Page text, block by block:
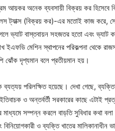
আয়কর অনেক ব্যবসায়ী বিক্রয় কর হিসেবে
ট্যাক্স (বিক্রয় কর)-এর মতোই কাজ করে, সে
ভ্যাট বাস্তবায়ন সহজতর হতো এবং ভ্যাট
মেশিন স্থাপনের পরিকল্পনা থেকে
ঝোঁক দৃশ্যমান বলে প্রতীয়মান হয়।
পরিলক্ষিত হয়েছে। দেখা গেছে,
ও অন্তর্বর্তী সরকারের কাছে এটাই
সম্পন্ন করলে বাড়তি সুবিধার কথা বলা
ও ব্যক্তি খাতের মালিকানাধীন